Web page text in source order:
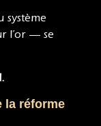
système
l’or — se
la réforme